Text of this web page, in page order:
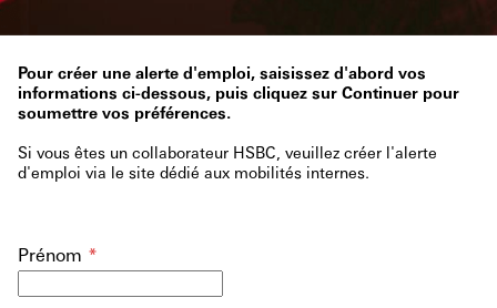
Pour créer une alerte d'emploi, saisissez d'abord vos
informations ci-dessous, puis cliquez sur Continuer pour
soumettre vos préférences.
Si vous êtes un collaborateur HSBC, veuillez créer l'alerte
d'emploi via le site dédié aux mobilités internes.
Prénom *